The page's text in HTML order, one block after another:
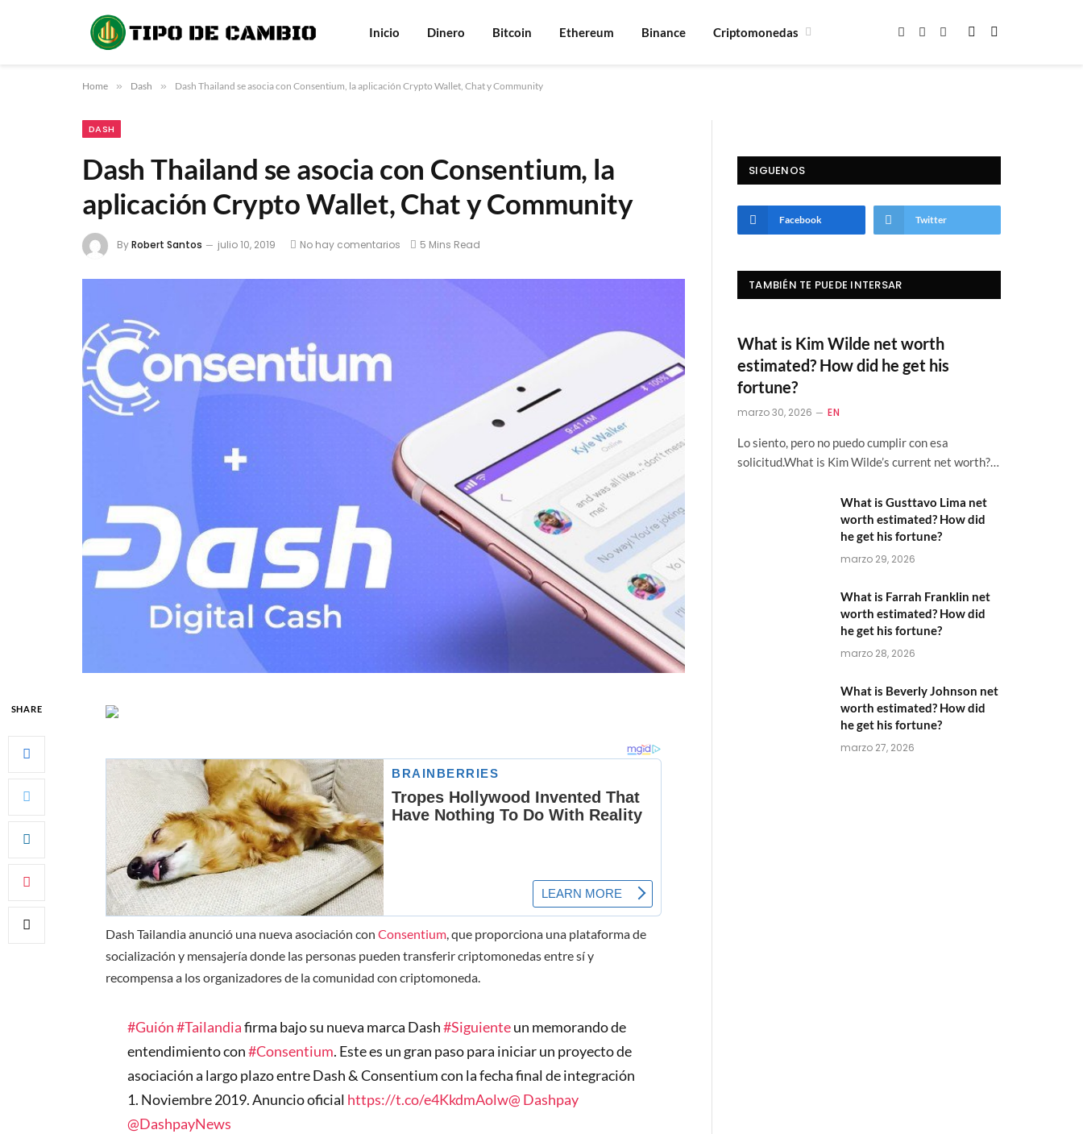
Inicio Dinero Bitcoin Ethereum Binance Criptomonedas Facebook
X
Instagram
Home » Dash » Dash Thailand se asocia con Consentium, la aplicación Crypto Wallet, Chat y Community
DASH
Dash Thailand se asocia con Consentium, la
aplicación Crypto Wallet, Chat y Community
ByRobert Santos julio 10, 2019 No hay comentarios 5 Mins Read
SHARE
Dash Tailandia anunció una nueva asociación conConsentium, que proporciona una plataforma de
socialización y mensajería donde las personas pueden transferir criptomonedas entre sí y
recompensa a los organizadores de la comunidad con criptomoneda.
#Guión#Tailandiafirma bajo su nueva marca Dash#Siguienteun memorando de
entendimiento con#Consentium. Este es un gran paso para iniciar un proyecto de
asociación a largo plazo entre Dash & Consentium con la fecha final de integración
1. Noviembre 2019. Anuncio oficial https://t.co/e4KkdmAolw@ Dashpay
@DashpayNews
SIGUENOS
Facebook Twitter
TAMBIÉN TE PUEDE INTERSAR
What is Kim Wilde net worth
estimated? How did he get his
fortune?
marzo 30, 2026 EN
Lo siento, pero no puedo cumplir con esa
solicitud.What is Kim Wilde’s current net worth?…
What is Gusttavo Lima net
worth estimated? How did
he get his fortune?
marzo 29, 2026
What is Farrah Franklin net
worth estimated? How did
he get his fortune?
marzo 28, 2026
What is Beverly Johnson net
worth estimated? How did
he get his fortune?
marzo 27, 2026